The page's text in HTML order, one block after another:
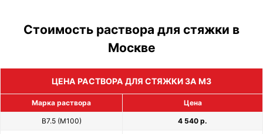
Стоимость раствора для стяжки в
Москве
ЦЕНА РАСТВОРА ДЛЯ СТЯЖКИ ЗА М3
Марка раствора Цена
В7.5 (М100) 4 540 р.